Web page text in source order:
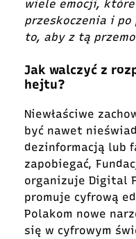
wiele emocji,
przeskoczenia i
to, aby z tą
Jak walczyć z
hejtu?
Niewłaściwe
być nawet
dezinformacją lub
zapobiegać,
organizuje Digital
promuje cyfrową
Polakom nowe
się w cyfrowym